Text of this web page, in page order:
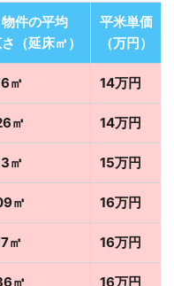
物件の平均
（延床㎡）
平米単価
（万円）
㎡ 14万円
㎡ 14万円
㎡ 15万円
㎡ 16万円
㎡ 16万円
㎡ 16万円